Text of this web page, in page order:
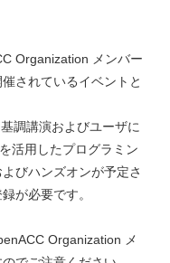
Organization メンバー
されているイベントと
調講演およびユーザに
活用したプログラミン
びハンズオンが予定さ
が必要です。
Organization メ